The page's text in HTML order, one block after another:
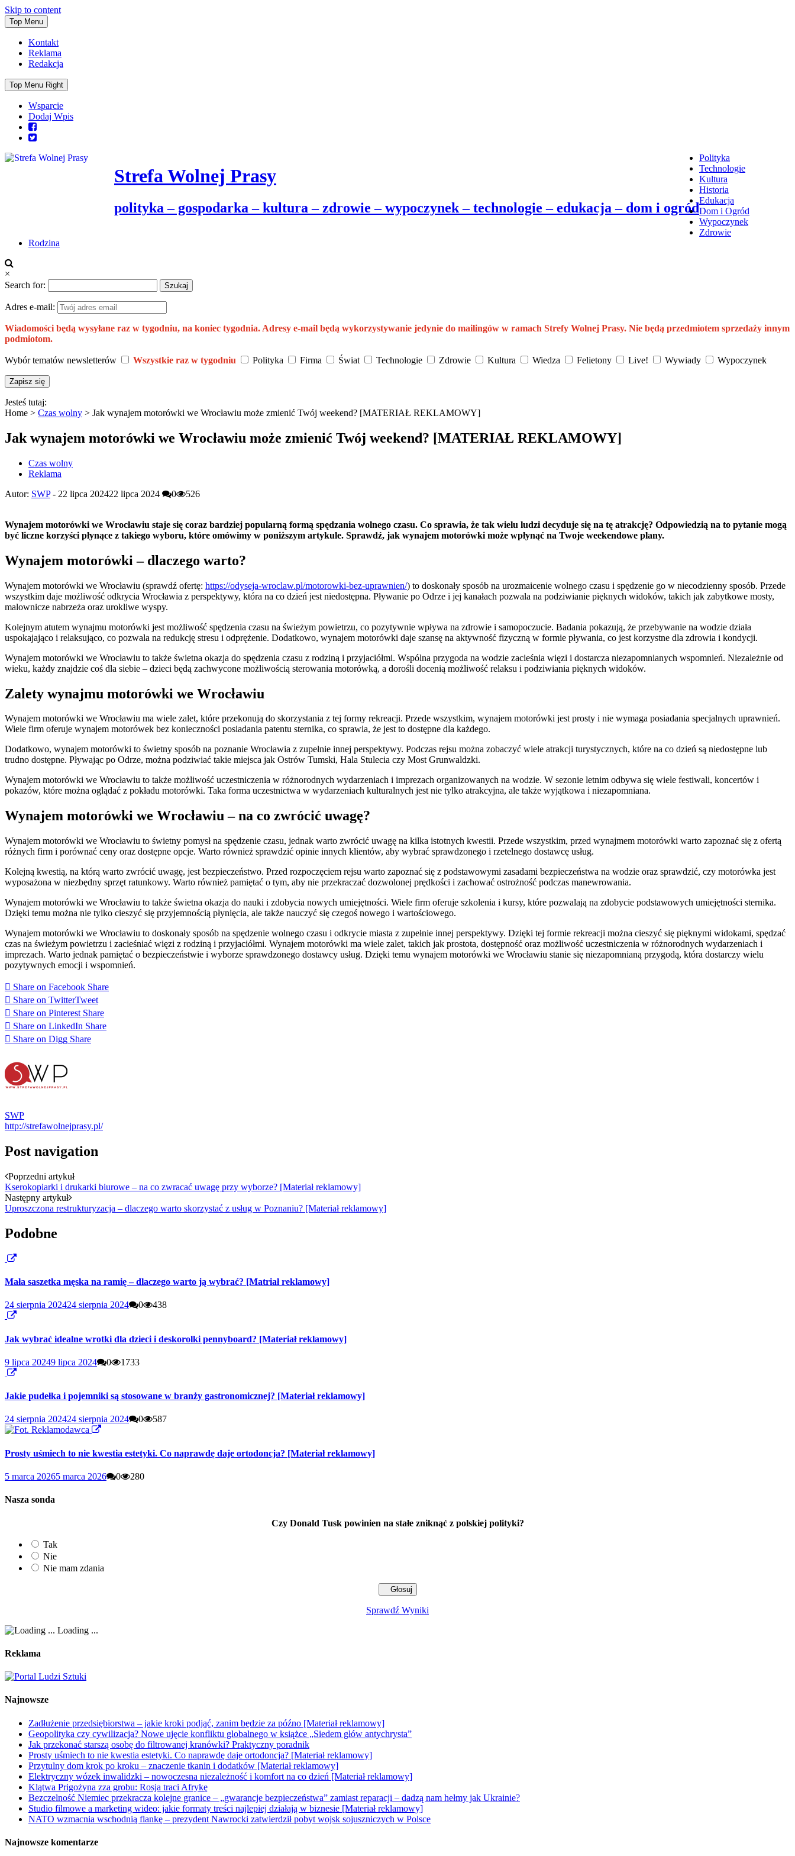
Skip to content
Top Menu
Kontakt
Reklama
Redakcja
Top Menu Right
Wsparcie
Dodaj Wpis
Strefa Wolnej Prasy
polityka – gospodarka – kultura – zdrowie – wypoczynek – technologie – edukacja – dom i ogród
Polityka
Technologie
Kultura
Historia
Edukacja
Dom i Ogród
Wypoczynek
Zdrowie
Rodzina
×
Search for:
Adres e-mail:
Wiadomości będą wysyłane raz w tygodniu, na koniec tygodnia. Adresy e-mail będą wykorzystywanie jedynie do mailingów w ramach Strefy Wolnej Prasy. Nie będą przedmiotem sprzedaży innym
podmiotom.
Wybór tematów newsletterów Wszystkie raz w tygodniu Polityka Firma Świat Technologie Zdrowie Kultura Wiedza Felietony Live! Wywiady Wypoczynek
Jesteś tutaj:
Home > Czas wolny > Jak wynajem motorówki we Wrocławiu może zmienić Twój weekend? [MATERIAŁ REKLAMOWY]
Jak wynajem motorówki we Wrocławiu może zmienić Twój weekend? [MATERIAŁ REKLAMOWY]
Czas wolny
Reklama
Autor: SWP- 22 lipca 202422 lipca 2024 0 526
Wynajem motorówki we Wrocławiu staje się coraz bardziej popularną formą spędzania wolnego czasu. Co sprawia, że tak wielu ludzi decyduje się na tę atrakcję? Odpowiedzią na to pytanie mogą
być liczne korzyści płynące z takiego wyboru, które omówimy w poniższym artykule. Sprawdź, jak wynajem motorówki może wpłynąć na Twoje weekendowe plany.
Wynajem motorówki – dlaczego warto?
Wynajem motorówki we Wrocławiu (sprawdź ofertę: https://odyseja-wroclaw.pl/motorowki-bez-uprawnien/) to doskonały sposób na urozmaicenie wolnego czasu i spędzenie go w niecodzienny sposób. Przede
wszystkim daje możliwość odkrycia Wrocławia z perspektywy, która na co dzień jest niedostępna. Pływanie po Odrze i jej kanałach pozwala na podziwianie pięknych widoków, takich jak zabytkowe mosty,
malownicze nabrzeża oraz urokliwe wyspy.
Kolejnym atutem wynajmu motorówki jest możliwość spędzenia czasu na świeżym powietrzu, co pozytywnie wpływa na zdrowie i samopoczucie. Badania pokazują, że przebywanie na wodzie działa
uspokajająco i relaksująco, co pozwala na redukcję stresu i odprężenie. Dodatkowo, wynajem motorówki daje szansę na aktywność fizyczną w formie pływania, co jest korzystne dla zdrowia i kondycji.
Wynajem motorówki we Wrocławiu to także świetna okazja do spędzenia czasu z rodziną i przyjaciółmi. Wspólna przygoda na wodzie zacieśnia więzi i dostarcza niezapomnianych wspomnień. Niezależnie od
wieku, każdy znajdzie coś dla siebie – dzieci będą zachwycone możliwością sterowania motorówką, a dorośli docenią możliwość relaksu i podziwiania pięknych widoków.
Zalety wynajmu motorówki we Wrocławiu
Wynajem motorówki we Wrocławiu ma wiele zalet, które przekonują do skorzystania z tej formy rekreacji. Przede wszystkim, wynajem motorówki jest prosty i nie wymaga posiadania specjalnych uprawnień.
Wiele firm oferuje wynajem motorówek bez konieczności posiadania patentu sternika, co sprawia, że jest to dostępne dla każdego.
Dodatkowo, wynajem motorówki to świetny sposób na poznanie Wrocławia z zupełnie innej perspektywy. Podczas rejsu można zobaczyć wiele atrakcji turystycznych, które na co dzień są niedostępne lub
trudno dostępne. Pływając po Odrze, można podziwiać takie miejsca jak Ostrów Tumski, Hala Stulecia czy Most Grunwaldzki.
Wynajem motorówki we Wrocławiu to także możliwość uczestniczenia w różnorodnych wydarzeniach i imprezach organizowanych na wodzie. W sezonie letnim odbywa się wiele festiwali, koncertów i
pokazów, które można oglądać z pokładu motorówki. Taka forma uczestnictwa w wydarzeniach kulturalnych jest nie tylko atrakcyjna, ale także wyjątkowa i niezapomniana.
Wynajem motorówki we Wrocławiu – na co zwrócić uwagę?
Wynajem motorówki we Wrocławiu to świetny pomysł na spędzenie czasu, jednak warto zwrócić uwagę na kilka istotnych kwestii. Przede wszystkim, przed wynajmem motorówki warto zapoznać się z ofertą
różnych firm i porównać ceny oraz dostępne opcje. Warto również sprawdzić opinie innych klientów, aby wybrać sprawdzonego i rzetelnego dostawcę usług.
Kolejną kwestią, na którą warto zwrócić uwagę, jest bezpieczeństwo. Przed rozpoczęciem rejsu warto zapoznać się z podstawowymi zasadami bezpieczeństwa na wodzie oraz sprawdzić, czy motorówka jest
wyposażona w niezbędny sprzęt ratunkowy. Warto również pamiętać o tym, aby nie przekraczać dozwolonej prędkości i zachować ostrożność podczas manewrowania.
Wynajem motorówki we Wrocławiu to także świetna okazja do nauki i zdobycia nowych umiejętności. Wiele firm oferuje szkolenia i kursy, które pozwalają na zdobycie podstawowych umiejętności sternika.
Dzięki temu można nie tylko cieszyć się przyjemnością płynięcia, ale także nauczyć się czegoś nowego i wartościowego.
Wynajem motorówki we Wrocławiu to doskonały sposób na spędzenie wolnego czasu i odkrycie miasta z zupełnie innej perspektywy. Dzięki tej formie rekreacji można cieszyć się pięknymi widokami, spędzać
czas na świeżym powietrzu i zacieśniać więzi z rodziną i przyjaciółmi. Wynajem motorówki ma wiele zalet, takich jak prostota, dostępność oraz możliwość uczestniczenia w różnorodnych wydarzeniach i
imprezach. Warto jednak pamiętać o bezpieczeństwie i wyborze sprawdzonego dostawcy usług. Dzięki temu wynajem motorówki we Wrocławiu stanie się niezapomnianą przygodą, która dostarczy wielu
pozytywnych emocji i wspomnień.
Share on Facebook Share
Share on TwitterTweet
Share on Pinterest Share
Share on LinkedIn Share
Share on Digg Share
SWP
http://strefawolnejprasy.pl/
Post navigation
Poprzedni artykuł
Kserokopiarki i drukarki biurowe – na co zwracać uwagę przy wyborze? [Materiał reklamowy]
Następny artykuł
Uproszczona restrukturyzacja – dlaczego warto skorzystać z usług w Poznaniu? [Materiał reklamowy]
Podobne
Mała saszetka męska na ramię – dlaczego warto ją wybrać? [Matriał reklamowy]
24 sierpnia 202424 sierpnia 2024 0 438
Jak wybrać idealne wrotki dla dzieci i deskorolki pennyboard? [Materiał reklamowy]
9 lipca 20249 lipca 2024 0 1733
Jakie pudełka i pojemniki są stosowane w branży gastronomicznej? [Materiał reklamowy]
24 sierpnia 202424 sierpnia 2024 0 587
Prosty uśmiech to nie kwestia estetyki. Co naprawdę daje ortodoncja? [Materiał reklamowy]
5 marca 20265 marca 2026 0 280
Nasza sonda
Czy Donald Tusk powinien na stałe zniknąć z polskiej polityki?
Tak
Nie
Nie mam zdania
Sprawdź Wyniki
Loading ...
Reklama
Najnowsze
Zadłużenie przedsiębiorstwa – jakie kroki podjąć, zanim będzie za późno [Materiał reklamowy]
Geopolityka czy cywilizacja? Nowe ujęcie konfliktu globalnego w książce „Siedem głów antychrysta”
Jak przekonać starszą osobę do filtrowanej kranówki? Praktyczny poradnik
Prosty uśmiech to nie kwestia estetyki. Co naprawdę daje ortodoncja? [Materiał reklamowy]
Przytulny dom krok po kroku – znaczenie tkanin i dodatków [Materiał reklamowy]
Elektryczny wózek inwalidzki – nowoczesna niezależność i komfort na co dzień [Materiał reklamowy]
Klątwa Prigożyna zza grobu: Rosja traci Afrykę
Bezczelność Niemiec przekracza kolejne granice – „gwarancje bezpieczeństwa” zamiast reparacji – dadzą nam hełmy jak Ukrainie?
Studio filmowe a marketing wideo: jakie formaty treści najlepiej działają w biznesie [Materiał reklamowy]
NATO wzmacnia wschodnią flankę – prezydent Nawrocki zatwierdził pobyt wojsk sojuszniczych w Polsce
Najnowsze komentarze